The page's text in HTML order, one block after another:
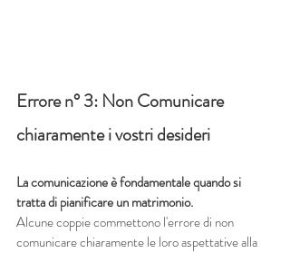
Errore n° 3: Non Comunicare
chiaramente i vostri desideri
La comunicazione è fondamentale quando si
tratta di pianificare un matrimonio.
Alcune coppie commettono l'errore di non
comunicare chiaramente le loro aspettative alla